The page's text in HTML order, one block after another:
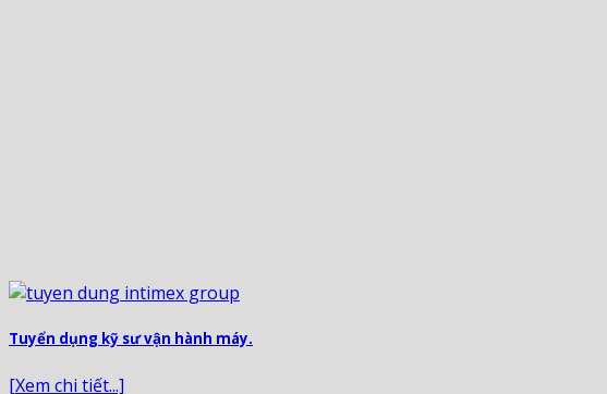
Tuyển dụng kỹ sư vận hành máy.
[Xem chi tiết...]